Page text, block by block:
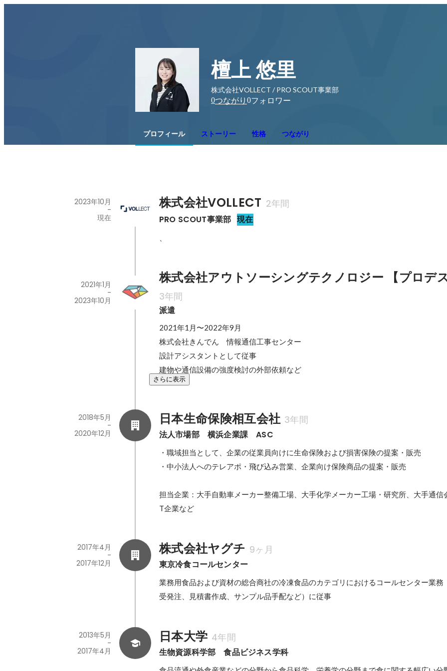
檀上 悠里
株式会社VOLLECT / PRO SCOUT事業部
0つながり 0フォロワー
プロフィール ストーリー 性格 つながり
株式会社VOLLECT 2年間
PRO SCOUT事業部 現在
2023年10月
-
現在
株式会社アウトソーシングテクノロジー 【プロデ
3年間
派遣
2021年1月
-
2023年10月
2021年1月〜2022年9月
株式会社きんでん　情報通信工事センター
設計アシスタントとして従事
建物や通信設備の強度検討の外部依頼など
さらに表示
日本生命保険相互会社 3年間
法人市場部　横浜企業課　ASC
2018年5月
-
2020年12月
・職域担当として、企業の従業員向けに生命保険および損害保険の提案・販売
・中小法人へのテレアポ・飛び込み営業、企業向け保険商品の提案・販売
担当企業：大手自動車メーカー整備工場、大手化学メーカー工場・研究所、大手通信
T企業など
株式会社ヤグチ 9ヶ月
東京冷食コールセンター
2017年4月
-
2017年12月
業務用食品および資材の総合商社の冷凍食品のカテゴリにおけるコールセンター業務
受発注、見積書作成、サンプル品手配など）に従事
日本大学 4年間
生物資源科学部　食品ビジネス学科
2013年5月
-
2017年4月